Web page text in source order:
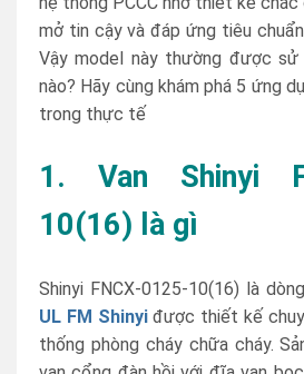
mở tin cậy và đáp ứng tiêu
Vậy model này thường được
nào? Hãy cùng khám phá 5 ứng
trong thực tế
1. Van Shinyi
10(16) là gì
Shinyi FNCX-0125-10(16) là dòng
UL FM Shinyiđược thiết kế
thống phòng cháy chữa cháy.